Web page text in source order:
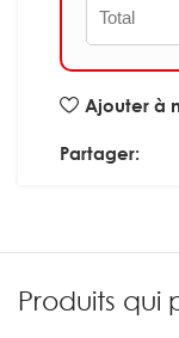
Total
Ajouter à
Partager:
Produits qui